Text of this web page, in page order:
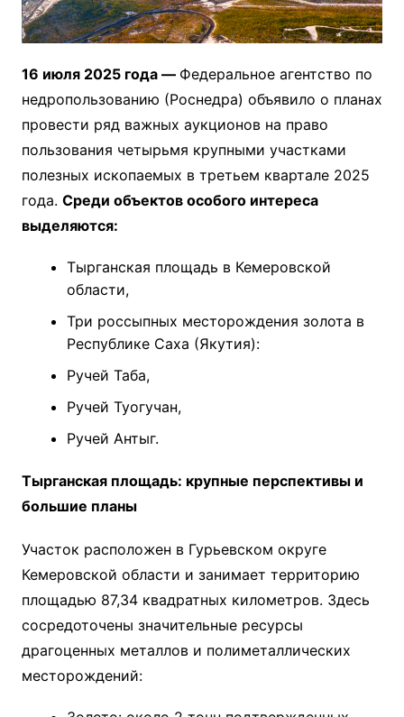
16 июля 2025 года — Федеральное агентство по
недропользованию (Роснедра) объявило о планах
провести ряд важных аукционов на право
пользования четырьмя крупными участками
полезных ископаемых в третьем квартале 2025
года. Среди объектов особого интереса
выделяются:
Тырганская площадь в Кемеровской
области,
Три россыпных месторождения золота в
Республике Саха (Якутия):
Ручей Таба,
Ручей Туогучан,
Ручей Антыг.
Тырганская площадь: крупные перспективы и
большие планы
Участок расположен в Гурьевском округе
Кемеровской области и занимает территорию
площадью 87,34 квадратных километров. Здесь
сосредоточены значительные ресурсы
драгоценных металлов и полиметаллических
месторождений: